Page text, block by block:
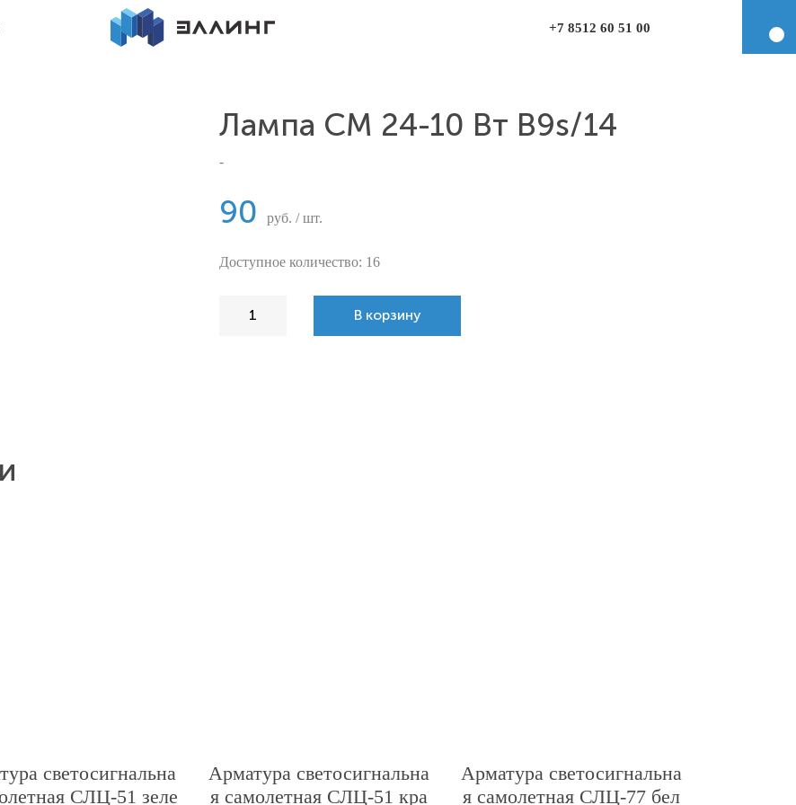
+7 8512 60 51 00
Лампа СМ 24-10 Вт B9s/14
-
90 руб. / шт.
Доступное количество: 16
В корзину
светосигнальна
СЛЦ-51 зеле
Арматура светосигнальна
я самолетная СЛЦ-51 кра
Арматура светосигнальна
я самолетная СЛЦ-77 бел